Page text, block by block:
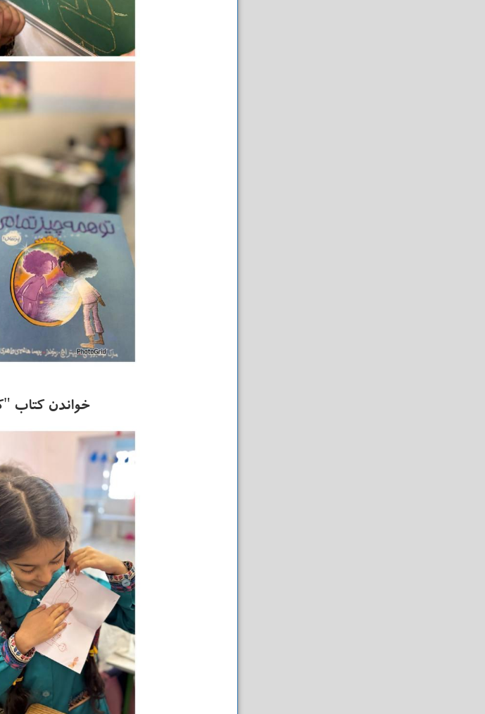
خواندن کتاب